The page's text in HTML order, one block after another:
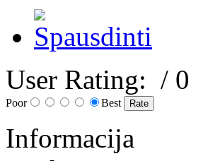
User Rating: / 0
Poor Best
Informacija